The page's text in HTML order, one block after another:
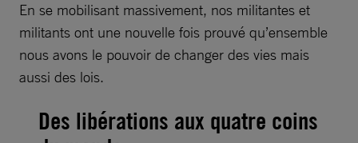
En se mobilisant massivement, nos militantes et
militants ont une nouvelle fois prouvé qu’ensemble
nous avons le pouvoir de changer des vies mais
aussi des lois.
Des libérations aux quatre coins